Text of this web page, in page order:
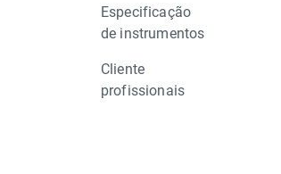
Especificação
de instrumentos
Cliente
profissionais